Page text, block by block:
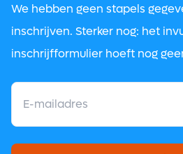
We hebben geen stapels
inschrijven. Sterker nog: het
inschrijfformulier hoeft nog